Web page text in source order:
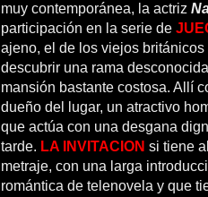
muy contemporánea, la actriz
participación en la serie de
ajeno, el de los viejos
descubrir una rama
mansión bastante costosa. Allí
dueño del lugar, un atractivo
que actúa con una desgana
tarde. LA INVITACION si tiene
metraje, con una larga
romántica de telenovela y que